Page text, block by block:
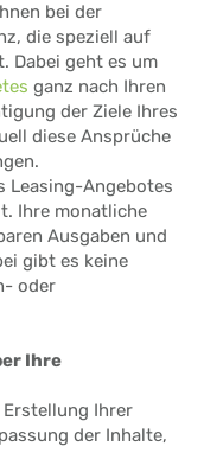
bei der
die speziell auf
Dabei geht es um
ganz nach Ihren
der Ziele Ihres
diese Ansprüche
Leasing-Angebotes
Ihre monatliche
Ausgaben und
gibt es keine
oder
Ihre
Ihrer
der Inhalte,